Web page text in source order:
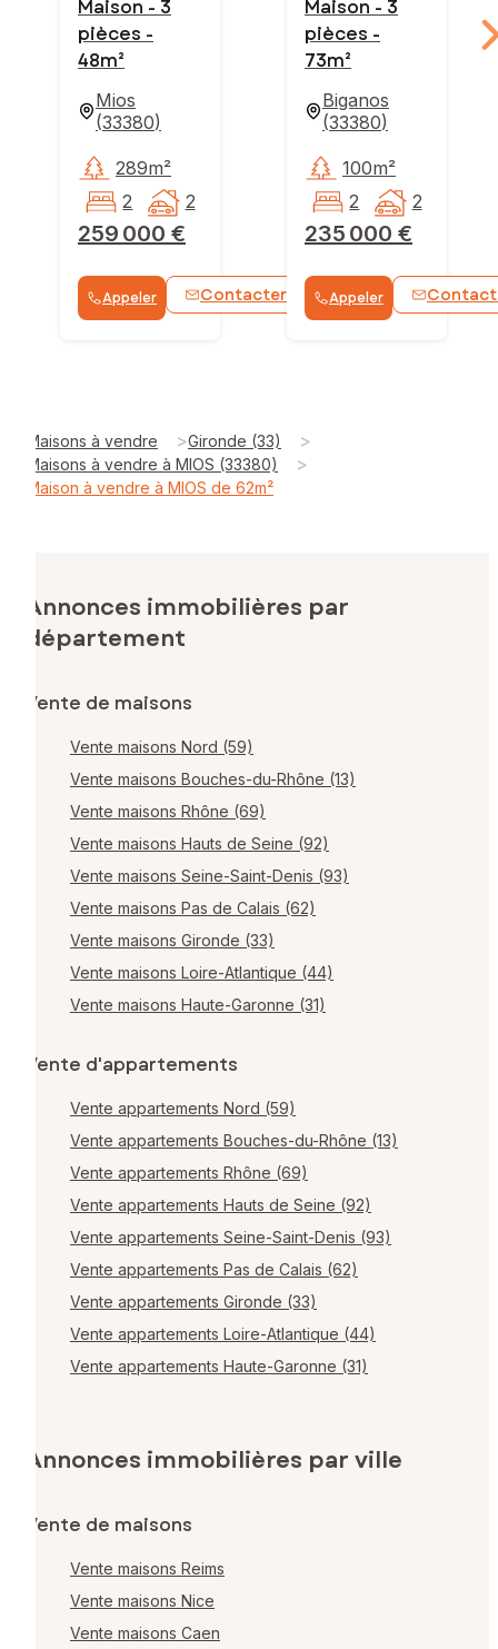
Maison - 3
pièces -
48m²
Mios
(33380)
259 000 €
289m²
2
2
Appeler Contacter WhatsApp
Maison - 3
pièces -
73m²
Biganos
(33380)
235 000 €
100m²
2
2
Appeler
Maisons à vendre >Gironde (33) >
Maisons à vendre à MIOS (33380) >
Maison à vendre à MIOS de 62m²
Annonces immobilières par
département
Vente de maisons
Vente maisons Nord (59)
Vente maisons Bouches-du-Rhône (13)
Vente maisons Rhône (69)
Vente maisons Hauts de Seine (92)
Vente maisons Seine-Saint-Denis (93)
Vente maisons Pas de Calais (62)
Vente maisons Gironde (33)
Vente maisons Loire-Atlantique (44)
Vente maisons Haute-Garonne (31)
Vente d'appartements
Vente appartements Nord (59)
Vente appartements Bouches-du-Rhône (13)
Vente appartements Rhône (69)
Vente appartements Hauts de Seine (92)
Vente appartements Seine-Saint-Denis (93)
Vente appartements Pas de Calais (62)
Vente appartements Gironde (33)
Vente appartements Loire-Atlantique (44)
Vente appartements Haute-Garonne (31)
Annonces immobilières par ville
Vente de maisons
Vente maisons Reims
Vente maisons Nice
Vente maisons Caen